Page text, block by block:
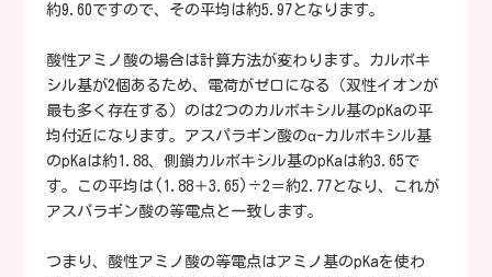
約9.60ですので、その平均は約5.97となります。
酸性アミノ酸の場合は計算方法が変わります。カルボキ
シル基が2個あるため、電荷がゼロになる（双性イオンが
最も多く存在する）のは2つのカルボキシル基のpKaの平
均付近になります。アスパラギン酸のα-カルボキシル基
のpKaは約1.88、側鎖カルボキシル基のpKaは約3.65で
す。この平均は(1.88＋3.65)÷2＝約2.77となり、これが
アスパラギン酸の等電点と一致します。
つまり、酸性アミノ酸の等電点はアミノ基のpKaを使わ